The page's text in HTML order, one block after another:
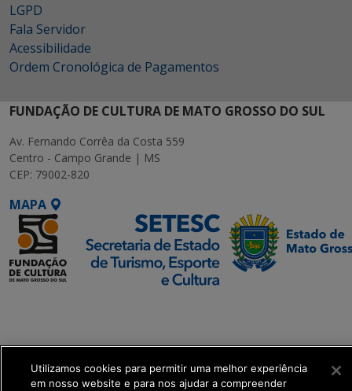
LGPD
Fala Servidor
Acessibilidade
Ordem Cronológica de Pagamentos
FUNDAÇÃO DE CULTURA DE MATO GROSSO DO SUL
Av. Fernando Corrêa da Costa 559
Centro - Campo Grande | MS
CEP: 79002-820
MAPA
Transformação Digital
get_footer();
Utilizamos cookies para permitir uma melhor experiência
em nosso website e para nos ajudar a compreender